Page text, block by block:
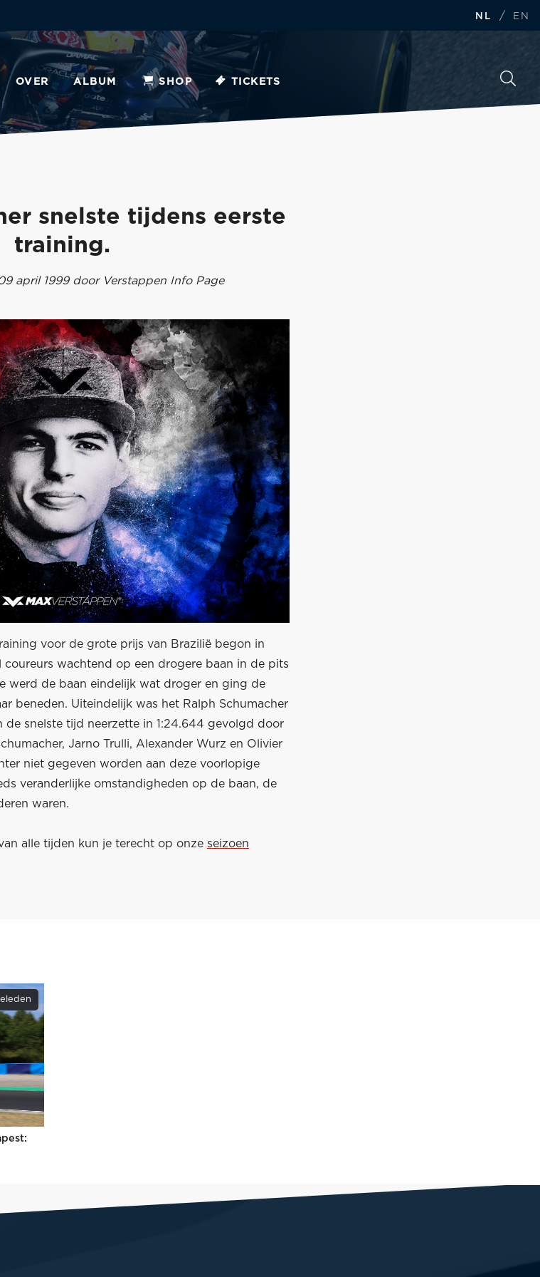
NL / EN
OVER ALBUM SHOP TICKETS
snelste tijdens eerste
training.
april 1999 door Verstappen Info Page
voor de grote prijs van Brazilië begon in
coureurs wachtend op een drogere baan in de pits
werd de baan eindelijk wat droger en ging de
beneden. Uiteindelijk was het Ralph Schumacher
de snelste tijd neerzette in 1:24.644 gevolgd door
Jarno Trulli, Alexander Wurz en Olivier
niet gegeven worden aan deze voorlopige
veranderlijke omstandigheden op de baan, de
waren.
alle tijden kun je terecht op onze seizoen